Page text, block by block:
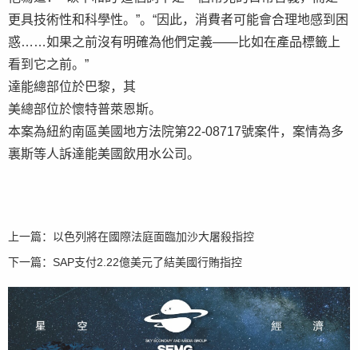
更具技術性和科學性。”。“因此，消費者可能會合理地感到困
惑……如果之前沒有明確為他們定義——比如在產品標籤上
看到它之前。”
達能總部位於巴黎，其
美總部位於懷特普萊恩斯。
本案為紐約南區美國地方法院第22-08717號案件，案情為多
裏斯等人訴達能美國飲用水公司。
上一篇： 以色列將在國際法庭面臨加沙大屠殺指控
下一篇： SAP支付2.22億美元了結美國行賄指控